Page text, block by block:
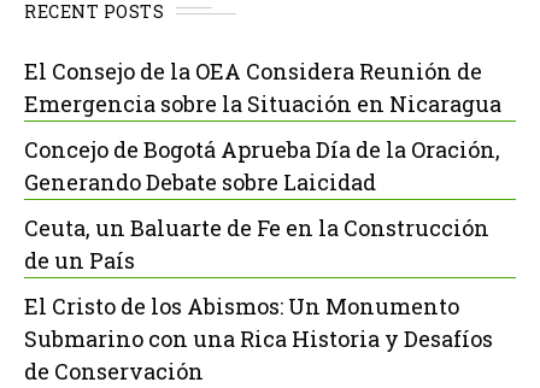
RECENT POSTS
El Consejo de la OEA Considera Reunión de
Emergencia sobre la Situación en Nicaragua
Concejo de Bogotá Aprueba Día de la Oración,
Generando Debate sobre Laicidad
Ceuta, un Baluarte de Fe en la Construcción
de un País
El Cristo de los Abismos: Un Monumento
Submarino con una Rica Historia y Desafíos
de Conservación